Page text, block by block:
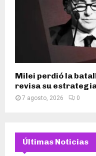
Milei perdió la
revisa su
7 agosto, 2026 0
Últimas Noticias